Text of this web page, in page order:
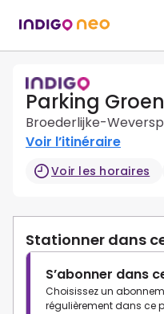
Parking
Broederlijke-
Voir l’itinéraire
Voir les horaires
Stationner dans
S’abonner dans
Choisissez un
régulièrement dans ce